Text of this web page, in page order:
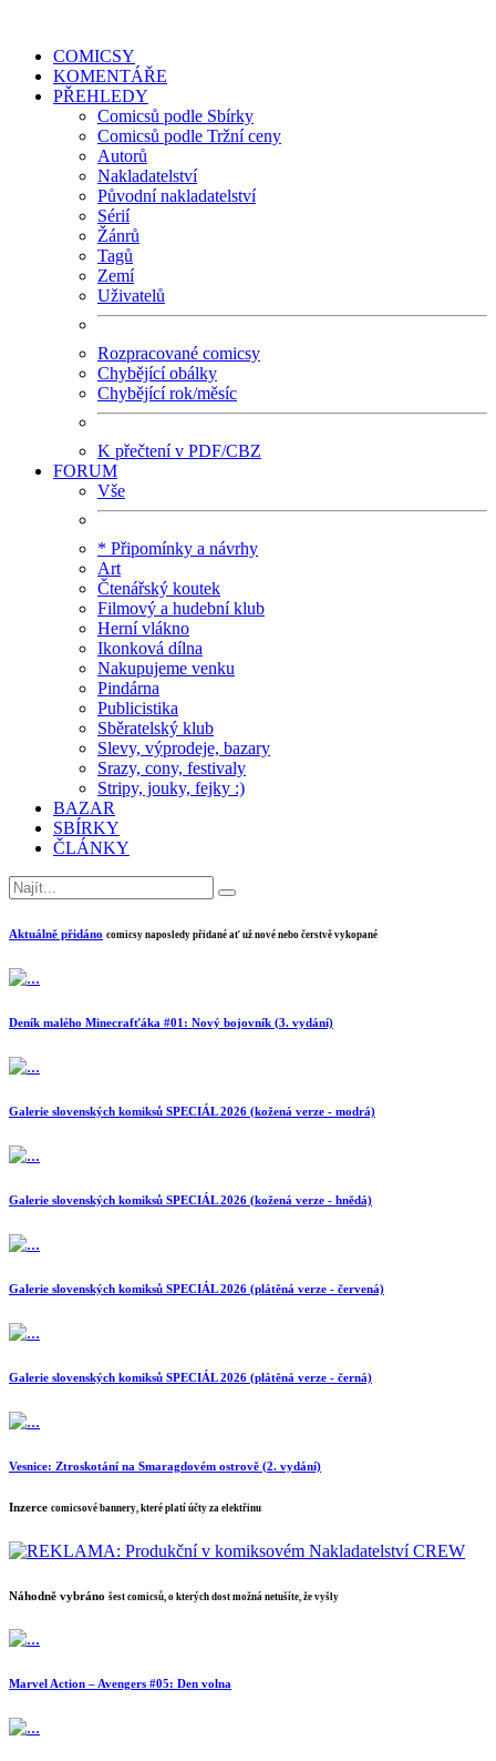
COMICSY
KOMENTÁŘE
PŘEHLEDY
Comicsů podle Sbírky
Comicsů podle Tržní ceny
Autorů
Nakladatelství
Původní nakladatelství
Sérií
Žánrů
Tagů
Zemí
Uživatelů
Rozpracované comicsy
Chybějící obálky
Chybějící rok/měsíc
K přečtení v PDF/CBZ
FORUM
Vše
* Připomínky a návrhy
Art
Čtenářský koutek
Filmový a hudební klub
Herní vlákno
Ikonková dílna
Nakupujeme venku
Pindárna
Publicistika
Sběratelský klub
Slevy, výprodeje, bazary
Srazy, cony, festivaly
Stripy, jouky, fejky :)
BAZAR
SBÍRKY
ČLÁNKY
Aktuálně přidáno comicsy naposledy přidané ať už nové nebo čerstvě vykopané
Deník malého Minecrafťáka #01: Nový bojovník (3. vydání)
Galerie slovenských komiksů SPECIÁL 2026 (kožená verze - modrá)
Galerie slovenských komiksů SPECIÁL 2026 (kožená verze - hnědá)
Galerie slovenských komiksů SPECIÁL 2026 (plátěná verze - červená)
Galerie slovenských komiksů SPECIÁL 2026 (plátěná verze - černá)
Vesnice: Ztroskotání na Smaragdovém ostrově (2. vydání)
Inzerce comicsové bannery, které platí účty za elektřinu
Náhodně vybráno šest comicsů, o kterých dost možná netušíte, že vyšly
Marvel Action – Avengers #05: Den volna